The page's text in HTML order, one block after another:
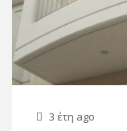
3 έτη ago